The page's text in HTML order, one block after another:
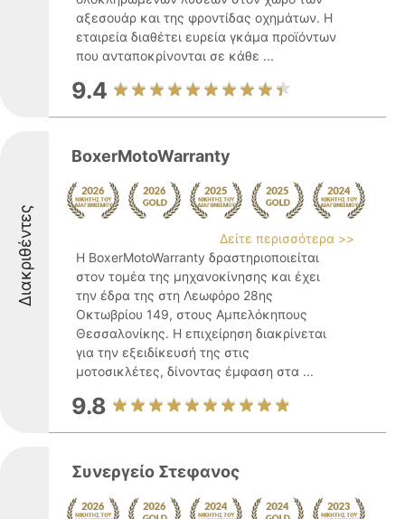
αξεσουάρ και της φροντίδας οχημάτων. Η
εταιρεία διαθέτει ευρεία γκάμα προϊόντων
που ανταποκρίνονται σε κάθε ...
9.4
Διακριθέντες
BoxerMotoWarranty
Δείτε περισσότερα >>
Η BoxerMotoWarranty δραστηριοποιείται
στον τομέα της μηχανοκίνησης και έχει
την έδρα της στη Λεωφόρο 28ης
Οκτωβρίου 149, στους Αμπελόκηπους
Θεσσαλονίκης. Η επιχείρηση διακρίνεται
για την εξειδίκευσή της στις
μοτοσικλέτες, δίνοντας έμφαση στα ...
9.8
Συνεργείο Στεφανος